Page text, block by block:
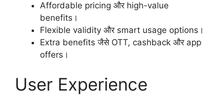
Affordable pricing और high-value
benefits।
Flexible validity और smart usage options।
Extra benefits जैसे OTT, cashback और app
offers।
User Experience